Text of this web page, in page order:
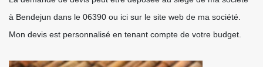
à Bendejun dans le 06390 ou ici sur le site web de ma société.
Mon devis est personnalisé en tenant compte de votre budget.